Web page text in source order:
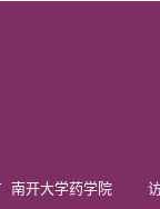
南开大学药学院 访